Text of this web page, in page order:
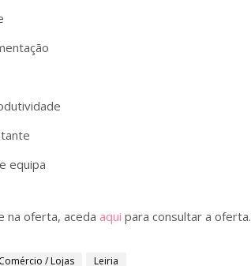
equipa
na oferta, aceda aqui para consultar a oferta.
/ Lojas Leiria